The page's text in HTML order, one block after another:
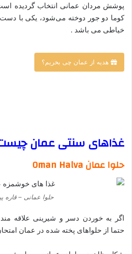
پوشش مردان عمانی انتخاب گردیده
کوما دو جور دوخته می‌شود، یکی با
خیاطی می باشد .
هدیه از عمان چی بخریم؟
غذاهای سنتی عمان
حلوا عمان Oman Halva
حلوا عمانی – قاره
اگر به خوردن دسر و شیرینی علاقه
حتما از حلواهای پخته شده در عمان